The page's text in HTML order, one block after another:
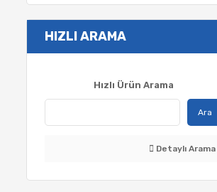
HIZLI ARAMA
Hızlı Ürün Arama
Ara
Detaylı Arama